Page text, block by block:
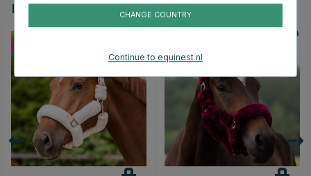
Dit vind je misschien ook leuk
CHANGE COUNTRY
Continue to equinest.nl